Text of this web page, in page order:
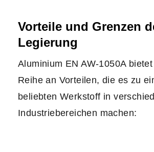
Vorteile und Grenzen
Legierung
Aluminium EN AW-1050A
Reihe an Vorteilen, die es zu
beliebten Werkstoff in
Industriebereichen machen: